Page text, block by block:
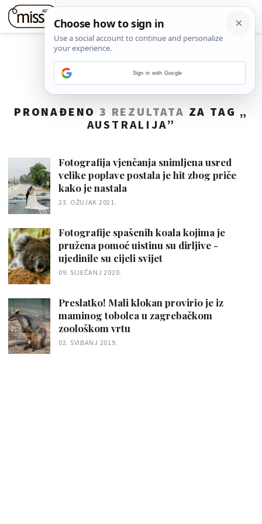
PRONAĐENO 3 REZULTATA ZA TAG „
AUSTRALIJA”
Fotografija vjenčanja snimljena usred
velike poplave postala je hit zbog priče
kako je nastala
23. OŽUJAK 2021.
Fotografije spašenih koala kojima je
pružena pomoć uistinu su dirljive -
ujedinile su cijeli svijet
09. SIJEČANJ 2020.
Preslatko! Mali klokan provirio je iz
maminog tobolca u zagrebačkom
zoološkom vrtu
02. SVIBANJ 2019.
Sign in with Google